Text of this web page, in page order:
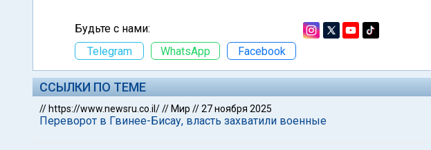
Будьте с нами:
Telegram
WhatsApp Facebook
ССЫЛКИ ПО ТЕМЕ
// https://www.newsru.co.il/// Мир //27 ноября 2025
Переворот в Гвинее-Бисау, власть захватили военные